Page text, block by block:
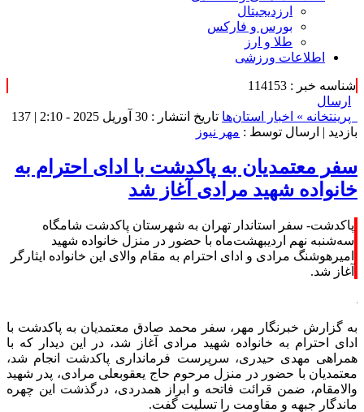
ارزدیجیتال
بورس و فارکس
طلا و ارز
اطلاعات ورزشی
شناسه خبر : 114153
ارسال
پرینتخانه » اخبار استان‌ها تاریخ انتشار : 30 آوریل 2025 - 2:10 |
137
بازدید | ارسال توسط : مهر نیوز
سفر معتمدیان به پاکدشت با ادای احترام به
خانواده شهید مرادی آغاز شد
پاکدشت- سفر استاندار تهران به شهرستان پاکدشت شامگاه
سه‌شنبه نهم اردیبهشت‌ماه با حضور در منزل خانواده شهید
امیرهوشنگ مرادی و ادای احترام به مقام والای این خانواده ایثارگر
آغاز شد.
به گزارش خبرنگار مهر، سفر محمد صادق معتمدیان به پاکدشت با
ادای احترام به خانواده شهید مرادی آغاز شد، در این دیدار که با
همراهی مهدی حیدری، سرپرست فرمانداری پاکدشت انجام شد،
معتمدیان با حضور در منزل مرحوم حاج یعقوبعلی مرادی، پدر شهید
والامقام، ضمن قرائت فاتحه و ابراز همدردی، درگذشت این چهره
ماندگار جبهه و مقاومت را تسلیت گفت.